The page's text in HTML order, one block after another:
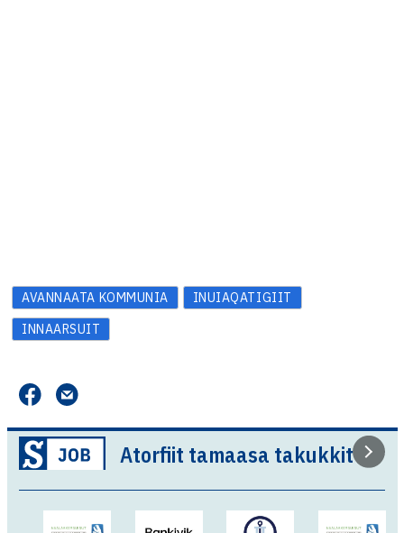
AVANNAATA KOMMUNIA
INUIAQATIGIIT
INNAARSUIT
Atorfiit tamaasa takukkit